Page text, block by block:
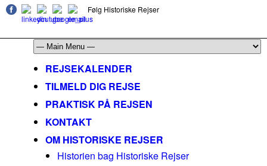
Følg Historiske Rejser
REJSEKALENDER
TILMELD DIG REJSE
PRAKTISK PÅ REJSEN
KONTAKT
OM HISTORISKE REJSER
Historien bag Historiske Rejser